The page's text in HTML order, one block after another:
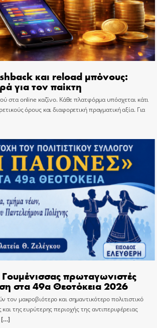
και reload μπόνους:
για τον παίκτη
στα online καζίνο. Κάθε πλατφόρμα υπόσχεται κάτι
όρους και διαφορετική πραγματική αξία. Για
πρωταγωνιστές
στα 49α Θεοτόκεια 2026
τον μακροβιότερο και σημαντικότερο πολιτιστικό
της ευρύτερης περιοχής της αντιπεριφέρειας
[…]